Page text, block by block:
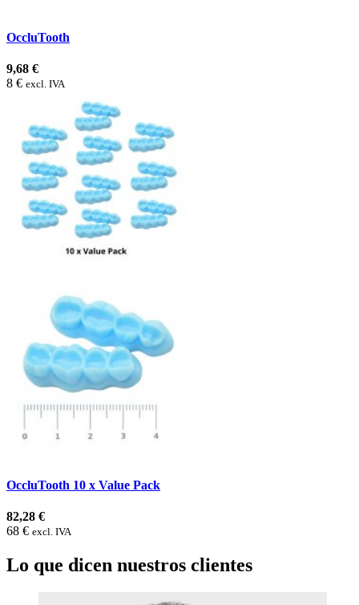
OccluTooth
9,68 €
8 € excl. IVA
OccluTooth 10 x Value Pack
82,28 €
68 € excl. IVA
Lo que dicen nuestros clientes